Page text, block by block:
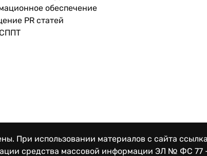
обеспечение
PR статей
При использовании материалов с сайта
средства массовой информации ЭЛ № ФС 77 -